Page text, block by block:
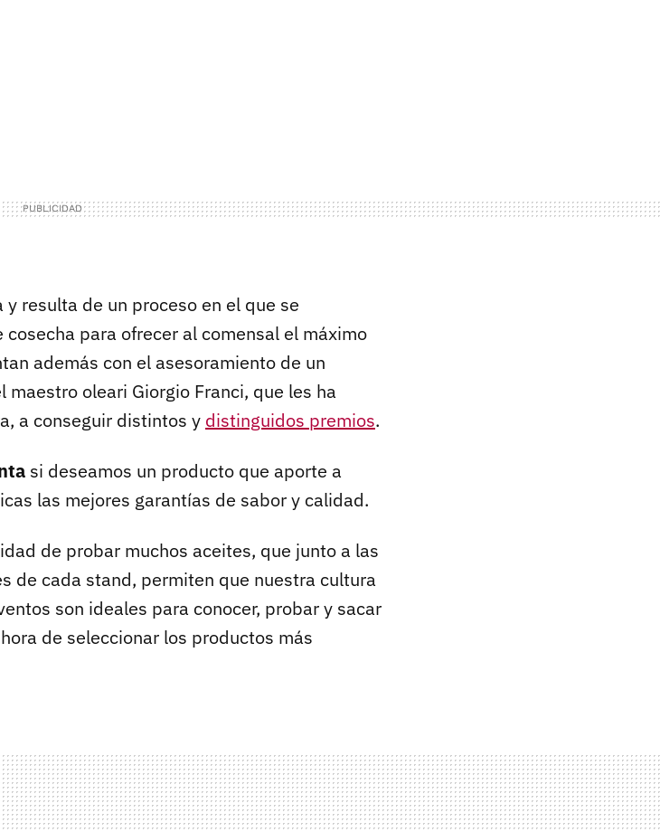
resulta de un proceso en el que se
para ofrecer al comensal el máximo
además con el asesoramiento de un
oleari Giorgio Franci, que les ha
a conseguir distintos y distinguidos premios.
si deseamos un producto que aporte a
las mejores garantías de sabor y calidad.
de probar muchos aceites, que junto a las
de cada stand, permiten que nuestra cultura
son ideales para conocer, probar y sacar
de seleccionar los productos más